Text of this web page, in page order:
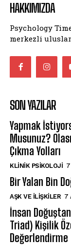
HAKKIMIZDA
Psychology
merkezli
SON YAZILAR
Yapmak
Musunuz?
Çıkma Yolları
KLINIK PSIKOLOJI
Bir Yalan Bin
AŞK VE İLIŞKILER 7
İnsan
Triad) Kişilik
Değerlendirme